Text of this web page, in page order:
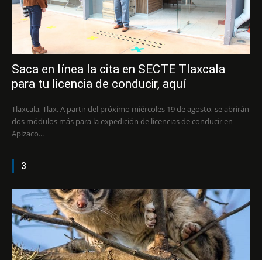
Saca en línea la cita en SECTE Tlaxcala
para tu licencia de conducir, aquí
Tlaxcala, Tlax. A partir del próximo miércoles 19 de agosto, se abrirán
dos módulos más para la expedición de licencias de conducir en
Apizaco...
3